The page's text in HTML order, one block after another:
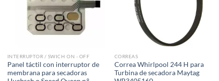
INTERRUPTOR / SWICH ON - OFF
Panel táctil con interruptor de
membrana para secadoras
CORREAS
Correa Whirlpool 244 H para
Turbina de secadora Maytag